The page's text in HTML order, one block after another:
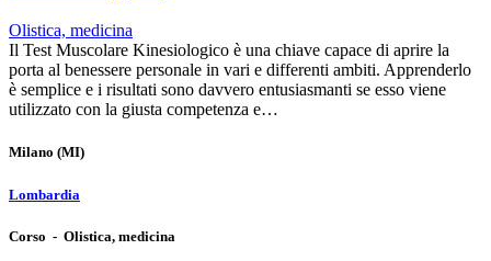
Olistica, medicina
Il Test Muscolare Kinesiologico è una chiave capace di aprire la
porta al benessere personale in vari e differenti ambiti. Apprenderlo
è semplice e i risultati sono davvero entusiasmanti se esso viene
utilizzato con la giusta competenza e…
Milano (MI)
Lombardia
Corso - Olistica, medicina